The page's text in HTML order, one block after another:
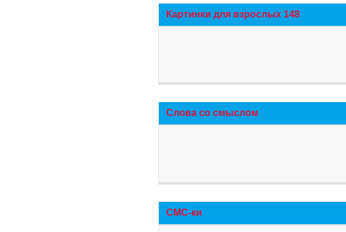
Картинки для взрослых 148
Слова со смыслом
СМС-ки